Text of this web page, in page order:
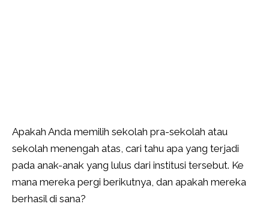
Apakah Anda memilih sekolah pra-sekolah atau
sekolah menengah atas, cari tahu apa yang terjadi
pada anak-anak yang lulus dari institusi tersebut. Ke
mana mereka pergi berikutnya, dan apakah mereka
berhasil di sana?